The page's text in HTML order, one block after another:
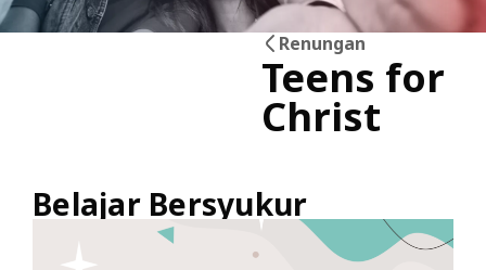
Renungan
Teens for
Christ
Belajar Bersyukur